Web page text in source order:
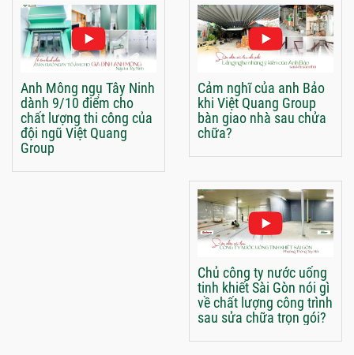
Anh Mông ngụ Tây Ninh
dành 9/10 điểm cho
chất lượng thi công của
đội ngũ Việt Quang
Group
Cảm nghĩ của anh Bảo
khi Việt Quang Group
bàn giao nhà sau chửa
chữa?
Chủ công ty nước uống
tinh khiết Sài Gòn nói gì
về chất lượng công trình
sau sửa chữa trọn gói?